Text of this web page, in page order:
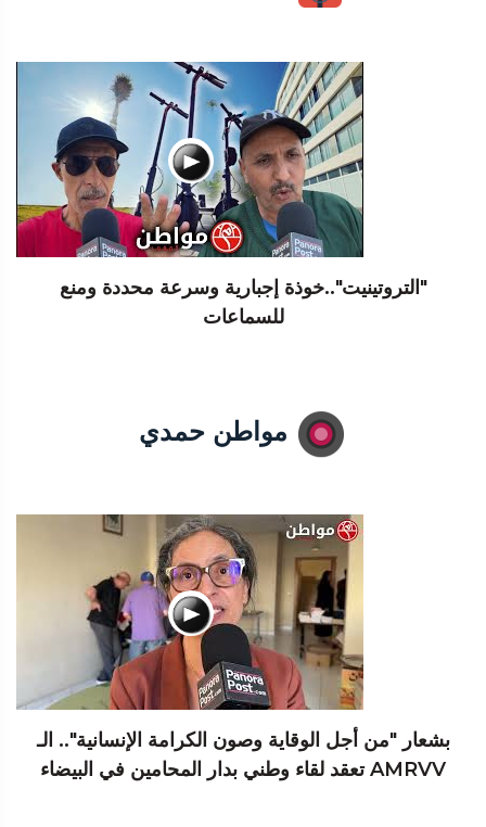
"التروتينيت"..خوذة إجبارية وسرعة محددة ومنع
للسماعات
مواطن حمدي
بشعار "من أجل الوقاية وصون الكرامة الإنسانية".. الـ
AMRVV تعقد لقاء وطني بدار المحامين في البيضاء